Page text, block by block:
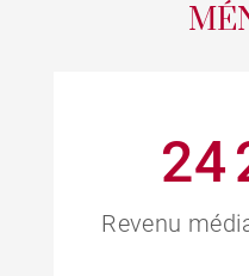
24
Revenu